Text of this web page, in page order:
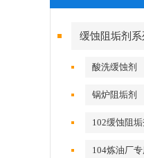
缓蚀阻垢剂系
酸洗缓蚀剂
锅炉阻垢剂
102缓蚀阻垢
104炼油厂